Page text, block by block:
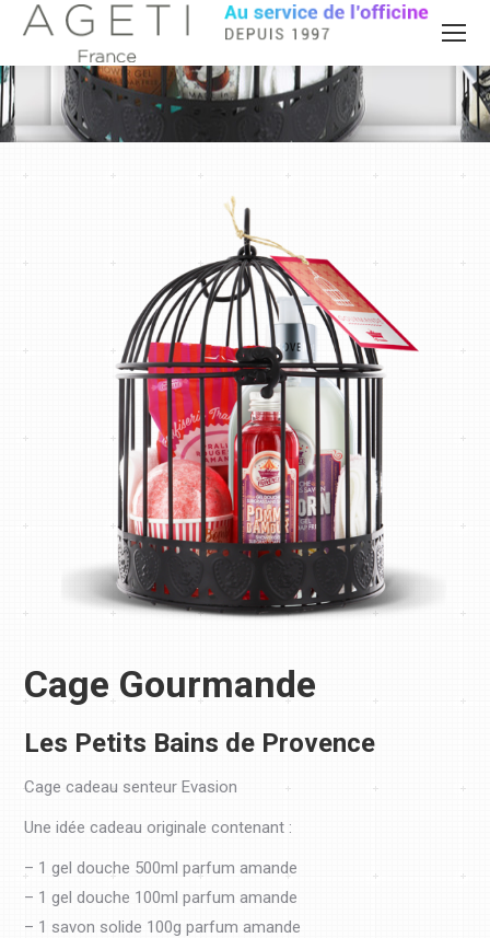
Cage Gourmande
Les Petits Bains de Provence
Cage cadeau senteur Evasion
Une idée cadeau originale contenant :
– 1 gel douche 500ml parfum amande
– 1 gel douche 100ml parfum amande
– 1 savon solide 100g parfum amande